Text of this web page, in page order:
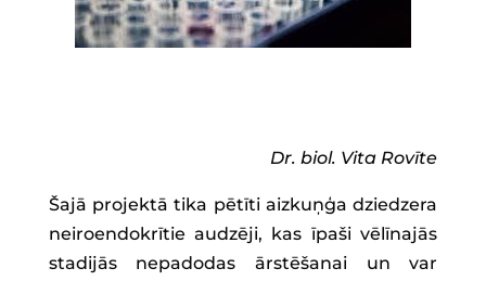
Dr. biol. Vita Rovīte
Šajā projektā tika pētīti aizkuņģa dziedzera
neiroendokrītie audzēji, kas īpaši vēlīnajās
stadijās nepadodas ārstēšanai un var